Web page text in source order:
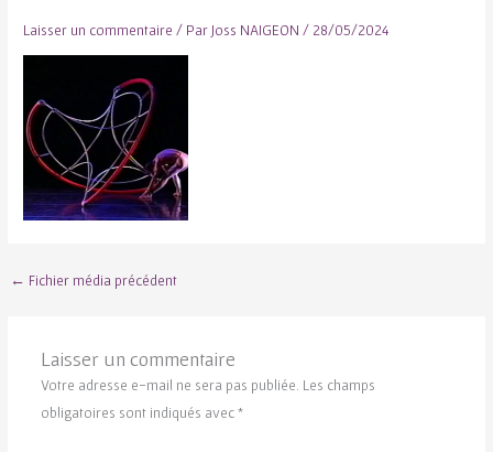
Laisser un commentaire / Par Joss NAIGEON / 28/05/2024
← Fichier média précédent
Laisser un commentaire
Votre adresse e-mail ne sera pas publiée. Les champs
obligatoires sont indiqués avec*